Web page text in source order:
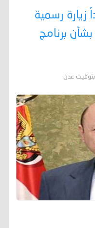
زيارة رسمية
برنامج